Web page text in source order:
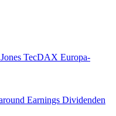
TecDAX Europa-
Earnings Dividenden